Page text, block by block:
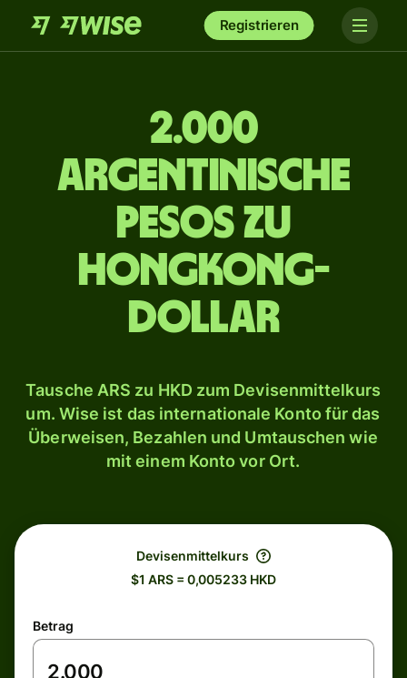
Registrieren
2.000
argentinische
Pesos zu
Hongkong-
Dollar
Tausche ARS zu HKD zum Devisenmittelkurs
um. Wise ist das internationale Konto für das
Überweisen, Bezahlen und Umtauschen wie
mit einem Konto vor Ort.
Devisenmittelkurs
$1 ARS = 0,005233 HKD
Betrag